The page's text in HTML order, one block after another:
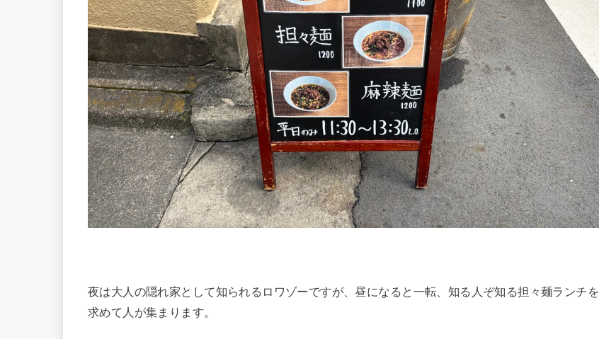
夜は大人の隠れ家として知られるロワゾーですが、昼になると一転、知る人ぞ知る担々麺ランチを
求めて人が集まります。